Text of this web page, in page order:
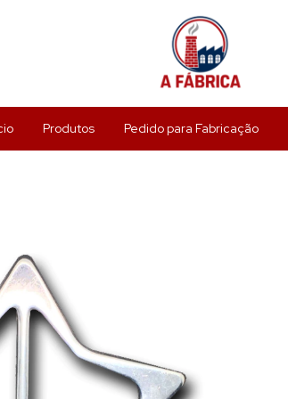
Produtos Pedido para Fabricação